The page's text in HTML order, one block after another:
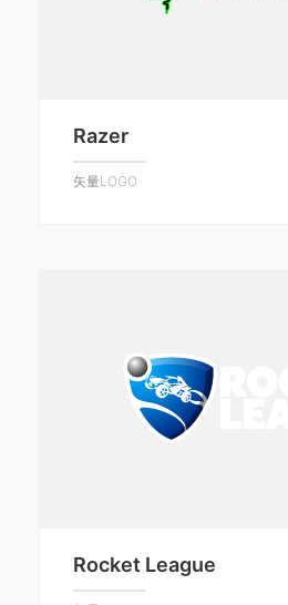
Razer
矢量LOGO
Rocket League